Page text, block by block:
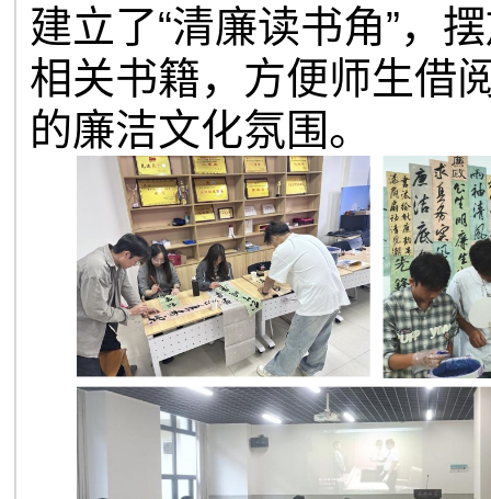
建立了“清廉读书角”，
相关书籍，方便师生借
的廉洁文化氛围。